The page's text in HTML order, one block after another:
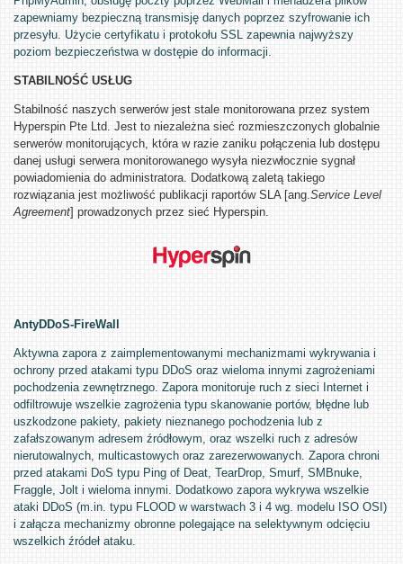
zapewniamy bezpieczną transmisję danych poprzez szyfrowanie ich
przesyłu. Użycie certyfikatu i protokołu SSL zapewnia najwyższy
poziom bezpieczeństwa w dostępie do informacji.
STABILNOŚĆ USŁUG
Stabilność naszych serwerów jest stale monitorowana przez system
Hyperspin Pte Ltd. Jest to niezależna sieć rozmieszczonych globalnie
serwerów monitorujących, która w razie zaniku połączenia lub dostępu
danej usługi serwera monitorowanego wysyła niezwłocznie sygnał
powiadomienia do administratora. Dodatkową zaletą takiego
rozwiązania jest możliwość publikacji raportów SLA [ang.Service Level
Agreement] prowadzonych przez sieć Hyperspin.
AntyDDoS-FireWall
Aktywna zapora z zaimplementowanymi mechanizmami wykrywania i
ochrony przed atakami typu DDoS oraz wieloma innymi zagrożeniami
pochodzenia zewnętrznego. Zapora monitoruje ruch z sieci Internet i
odfiltrowuje wszelkie zagrożenia typu skanowanie portów, błędne lub
uszkodzone pakiety, pakiety nieznanego pochodzenia lub z
zafałszowanym adresem źródłowym, oraz wszelki ruch z adresów
nierutowalnych, multicastowych oraz zarezerwowanych. Zapora chroni
przed atakami DoS typu Ping of Deat, TearDrop, Smurf, SMBnuke,
Fraggle, Jolt i wieloma innymi. Dodatkowo zapora wykrywa wszelkie
ataki DDoS (m.in. typu FLOOD w warstwach 3 i 4 wg. modelu ISO OSI)
i załącza mechanizmy obronne polegające na selektywnym odcięciu
wszelkich źródeł ataku.